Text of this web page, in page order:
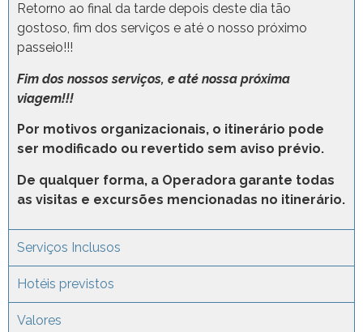
Retorno ao final da tarde depois deste dia tão
gostoso, fim dos serviços e até o nosso próximo
passeio!!!
Fim dos nossos serviços, e até nossa próxima
viagem!!!
Por motivos organizacionais, o itinerário pode
ser modificado ou revertido sem aviso prévio.
De qualquer forma, a Operadora garante todas
as visitas e excursões mencionadas no itinerário.
Serviços Inclusos
Hotéis previstos
Valores